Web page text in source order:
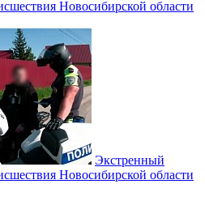
Новосибирской области
Экстренный
Новосибирской области